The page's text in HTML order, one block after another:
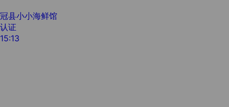
冠县小小海鲜馆
认证
15:13